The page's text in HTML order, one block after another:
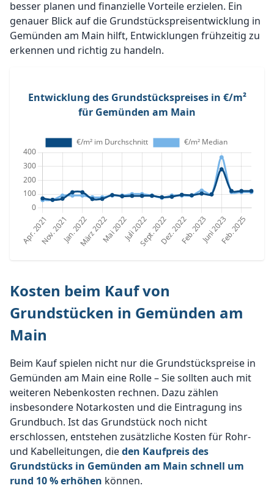
besser planen und finanzielle Vorteile erzielen. Ein
genauer Blick auf die Grundstückspreisentwicklung in
Gemünden am Main hilft, Entwicklungen frühzeitig zu
erkennen und richtig zu handeln.
Entwicklung des Grundstückspreises in €/m²
für Gemünden am Main
Kosten beim Kauf von
Grundstücken in Gemünden am
Main
Beim Kauf spielen nicht nur die Grundstückspreise in
Gemünden am Main eine Rolle – Sie sollten auch mit
weiteren Nebenkosten rechnen. Dazu zählen
insbesondere Notarkosten und die Eintragung ins
Grundbuch. Ist das Grundstück noch nicht
erschlossen, entstehen zusätzliche Kosten für Rohr-
und Kabelleitungen, dieden Kaufpreis des
Grundstücks in Gemünden am Main schnell um
rund 10 % erhöhen können.